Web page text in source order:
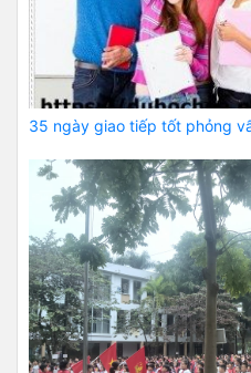
35 ngày giao tiếp tốt phỏng